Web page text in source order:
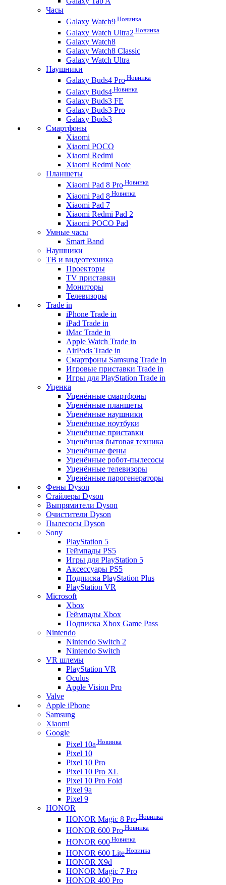
Часы
Galaxy Watch9 Новинка
Galaxy Watch Ultra2 Новинка
Galaxy Watch8
Galaxy Watch8 Classic
Galaxy Watch Ultra
Наушники
Galaxy Buds4 Pro Новинка
Galaxy Buds4 Новинка
Galaxy Buds3 FE
Galaxy Buds3 Pro
Galaxy Buds3
Смартфоны
Xiaomi
Xiaomi POCO
Xiaomi Redmi
Xiaomi Redmi Note
Планшеты
Xiaomi Pad 8 Pro Новинка
Xiaomi Pad 8 Новинка
Xiaomi Pad 7
Xiaomi Redmi Pad 2
Xiaomi POCO Pad
Умные часы
Smart Band
Наушники
ТВ и видеотехника
Проекторы
TV приставки
Мониторы
Телевизоры
Trade in
iPhone Trade in
iPad Trade in
iMac Trade in
Apple Watch Trade in
AirPods Trade in
Смартфоны Samsung Trade in
Игровые приставки Trade in
Игры для PlayStation Trade in
Уценка
Уценённые смартфоны
Уценённые планшеты
Уценённые наушники
Уценённые ноутбуки
Уценённые приставки
Уценённая бытовая техника
Уценённые фены
Уценённые робот-пылесосы
Уценённые телевизоры
Уценённые парогенераторы
Фены Dyson
Стайлеры Dyson
Выпрямители Dyson
Очистители Dyson
Пылесосы Dyson
Sony
PlayStation 5
Геймпады PS5
Игры для PlayStation 5
Аксессуары PS5
Подписка PlayStation Plus
PlayStation VR
Microsoft
Xbox
Геймпады Xbox
Подписка Xbox Game Pass
Nintendo
Nintendo Switch 2
Nintendo Switch
VR шлемы
PlayStation VR
Oculus
Apple Vision Pro
Valve
Apple iPhone
Samsung
Xiaomi
Google
Pixel 10a Новинка
Pixel 10
Pixel 10 Pro
Pixel 10 Pro XL
Pixel 10 Pro Fold
Pixel 9a
Pixel 9
HONOR
HONOR Magic 8 Pro Новинка
HONOR 600 Pro Новинка
HONOR 600 Новинка
HONOR 600 Lite Новинка
HONOR X9d
HONOR Magic 7 Pro
HONOR 400 Pro